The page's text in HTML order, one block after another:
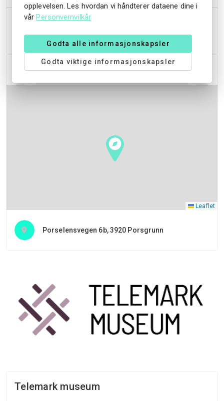
Sommer 2026: tirsdag-søndag 11-17
Plass
Leaflet
Porselensvegen 6b, 3920 Porsgrunn
Telemark museum
opplevelsen. Les hvordan vi håndterer dataene dine i
vårPersonvernvilkår
Godta alle informasjonskapsler
Godta viktige informasjonskapsler